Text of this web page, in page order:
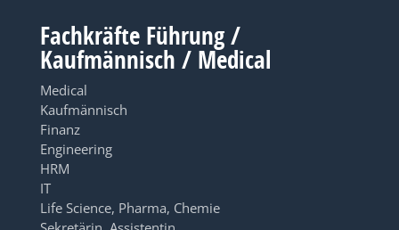
Fachkräfte Führung /
Kaufmännisch / Medical
Medical
Kaufmännisch
Finanz
Engineering
HRM
IT
Life Science, Pharma, Chemie